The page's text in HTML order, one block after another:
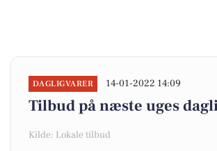
DAGLIGVARER 14-01-2022 14:09
Tilbud på næste uges
Kilde: Lokale tilbud